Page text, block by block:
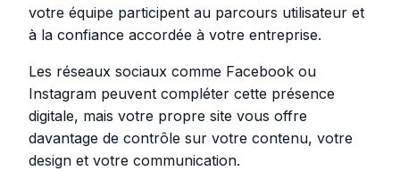
votre équipe participent au parcours utilisateur et
à la confiance accordée à votre entreprise.
Les réseaux sociaux comme Facebook ou
Instagram peuvent compléter cette présence
digitale, mais votre propre site vous offre
davantage de contrôle sur votre contenu, votre
design et votre communication.